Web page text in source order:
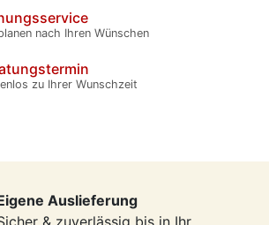
nach Ihren Wünschen
zu Ihrer Wunschzeit
Auslieferung